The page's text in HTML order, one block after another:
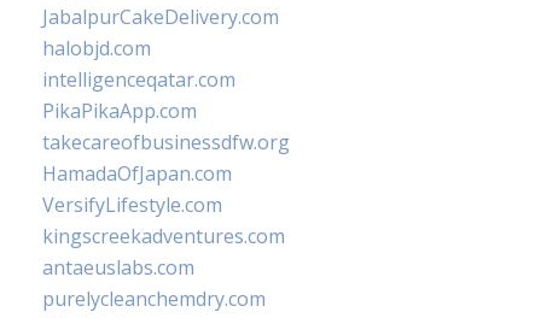
JabalpurCakeDelivery.com
halobjd.com
intelligenceqatar.com
PikaPikaApp.com
takecareofbusinessdfw.org
HamadaOfJapan.com
VersifyLifestyle.com
kingscreekadventures.com
antaeuslabs.com
purelycleanchemdry.com